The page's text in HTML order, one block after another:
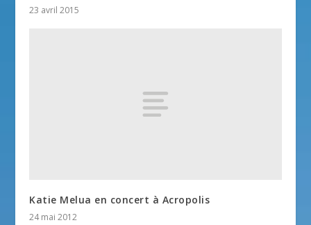
23 avril 2015
Katie Melua en concert à Acropolis
24 mai 2012